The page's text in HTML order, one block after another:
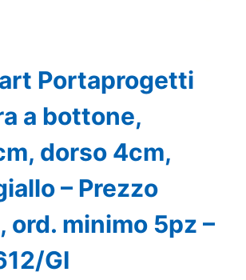
Portaprogetti
a bottone,
dorso 4cm,
– Prezzo
ord. minimo 5pz –
GI